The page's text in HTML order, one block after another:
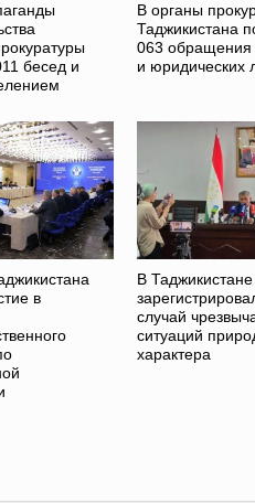
бесед и
В органы
Таджикистана
063 обращения
и юридических
в
В Таджикистане
случай
ситуаций
характера